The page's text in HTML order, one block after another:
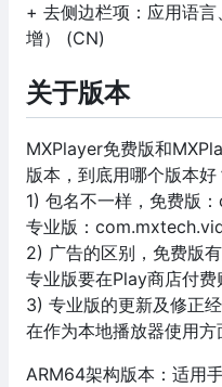
+ 去侧边栏项：应用语言
增） (CN)
关于版本
MXPlayer免费版和
版本，到底用哪个版本好
1) 包名不一样，免费版
专业版：
2) 广告的区别，免费版
专业版要在Play商店付费
3) 专业版的更新及修正
在作为本地播放器使用方
ARM64架构版本：适用